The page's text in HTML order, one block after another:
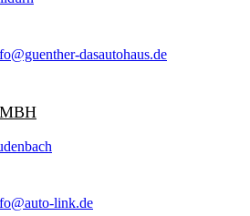
dasautohaus.de
link.de